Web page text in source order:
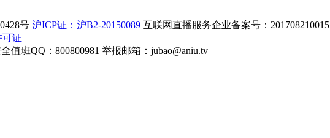
号 沪ICP证：沪B2-20150089 互联网直播服务企业备案号：201708210015
证
值班QQ：800800981 举报邮箱： jubao@aniu.tv